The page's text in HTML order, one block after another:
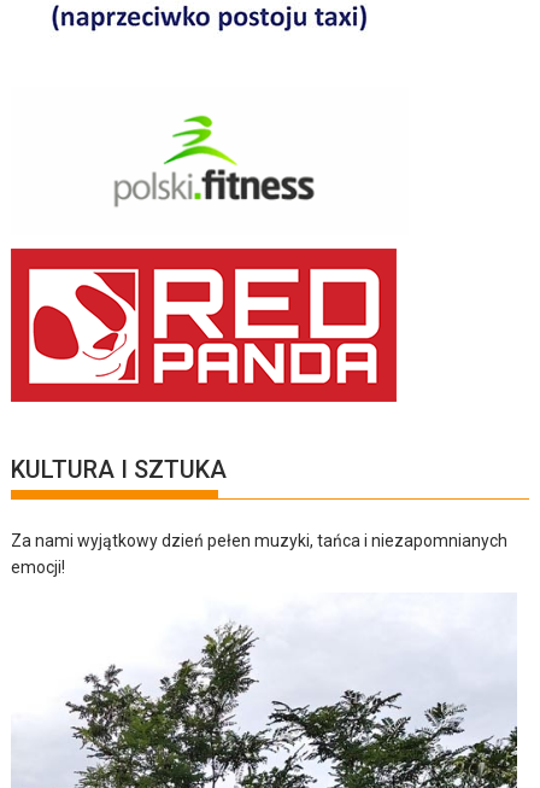
KULTURA I SZTUKA
Za nami wyjątkowy dzień pełen muzyki, tańca i niezapomnianych
emocji!